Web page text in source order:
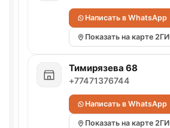
Написать в WhatsApp
Показать на карте
Тимирязева 68
+77471376744
Написать в WhatsApp
Показать на карте